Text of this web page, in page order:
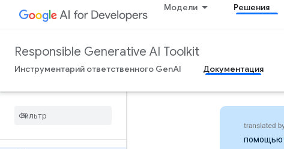
Модели Решения
Responsible Generative AI Toolkit
Инструментарий ответственного GenAI Документация
помощью